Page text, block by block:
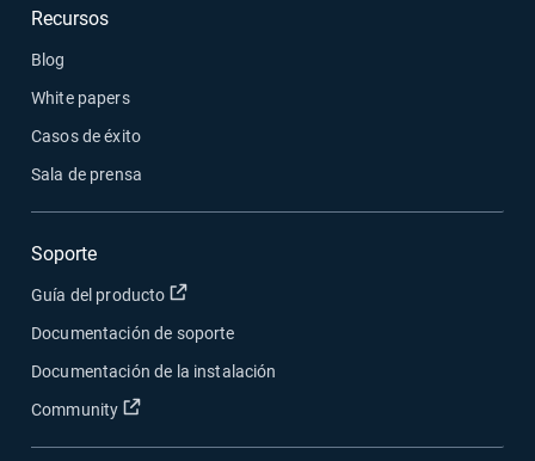
Recursos
Blog
White papers
Casos de éxito
Sala de prensa
Soporte
Guía del producto Abrir en una nueva ventana
Documentación de soporte
Documentación de la instalación
Community
Abrir en una nueva ventana